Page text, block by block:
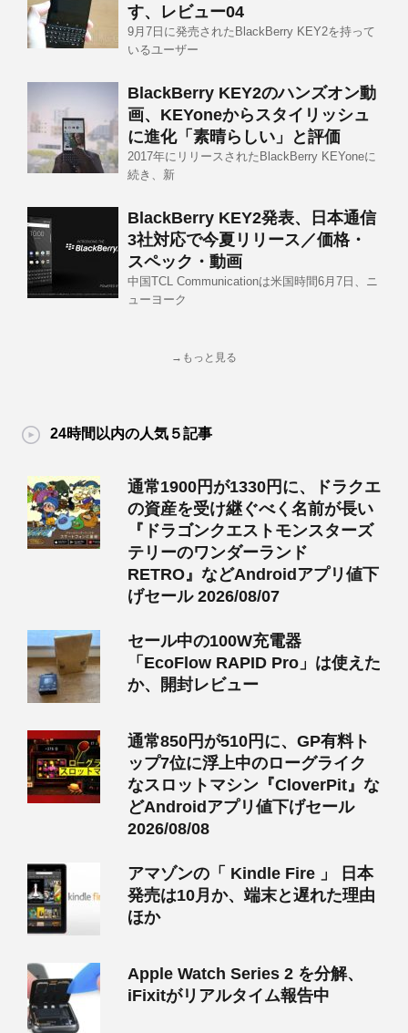
す、レビュー04
9月7日に発売されたBlackBerry KEY2を持って
いるユーザー
BlackBerry KEY2のハンズオン動
画、KEYoneからスタイリッシュ
に進化「素晴らしい」と評価
2017年にリリースされたBlackBerry KEYoneに
続き、新
BlackBerry KEY2発表、日本通信
3社対応で今夏リリース／価格・
スペック・動画
中国TCL Communicationは米国時間6月7日、ニ
ューヨーク
→もっと見る
24時間以内の人気５記事
通常1900円が1330円に、ドラクエ
の資産を受け継ぐべく名前が長い
『ドラゴンクエストモンスターズ
テリーのワンダーランド
RETRO』などAndroidアプリ値下
げセール 2026/08/07
セール中の100W充電器
「EcoFlow RAPID Pro」は使えた
か、開封レビュー
通常850円が510円に、GP有料ト
ップ7位に浮上中のローグライク
なスロットマシン『CloverPit』な
どAndroidアプリ値下げセール
2026/08/08
アマゾンの「 Kindle Fire 」 日本
発売は10月か、端末と遅れた理由
ほか
Apple Watch Series 2 を分解、
iFixitがリアルタイム報告中